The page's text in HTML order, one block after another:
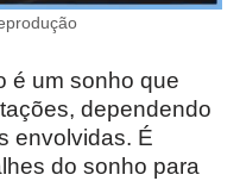
é um sonho que
dependendo
envolvidas. É
do sonho para